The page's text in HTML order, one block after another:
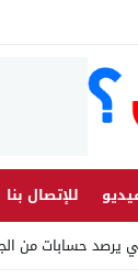
للإتصال بنا
حسابات من الجزائر